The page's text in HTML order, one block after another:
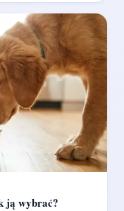
ją wybrać?